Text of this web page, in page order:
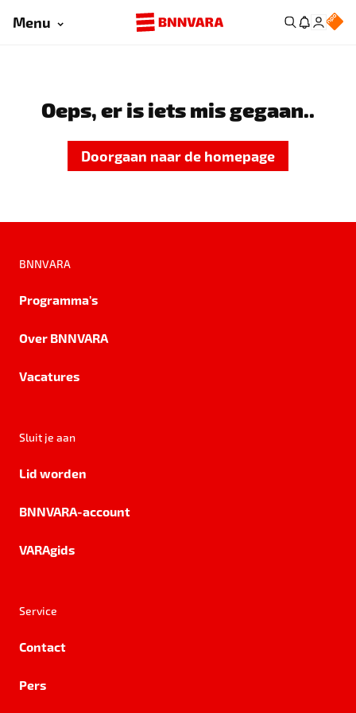
Menu
Oeps, er is iets mis gegaan..
Doorgaan naar de homepage
BNNVARA
Programma's
Over BNNVARA
Vacatures
Sluit je aan
Lid worden
BNNVARA-account
VARAgids
Service
Contact
Pers